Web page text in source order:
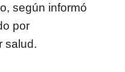
según informó
por
salud.